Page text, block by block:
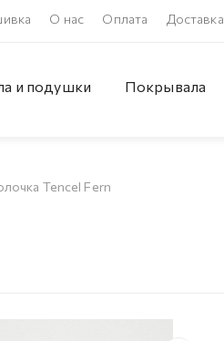
О нас Оплата Доставка
и подушки Покрывала
Tencel Fern